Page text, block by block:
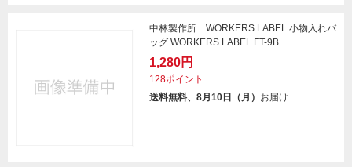
中林製作所 WORKERS LABEL 小物入れバ
ッグ WORKERS LABEL FT-9B
1,280円
128ポイント
送料無料、8月10日（月） お届け